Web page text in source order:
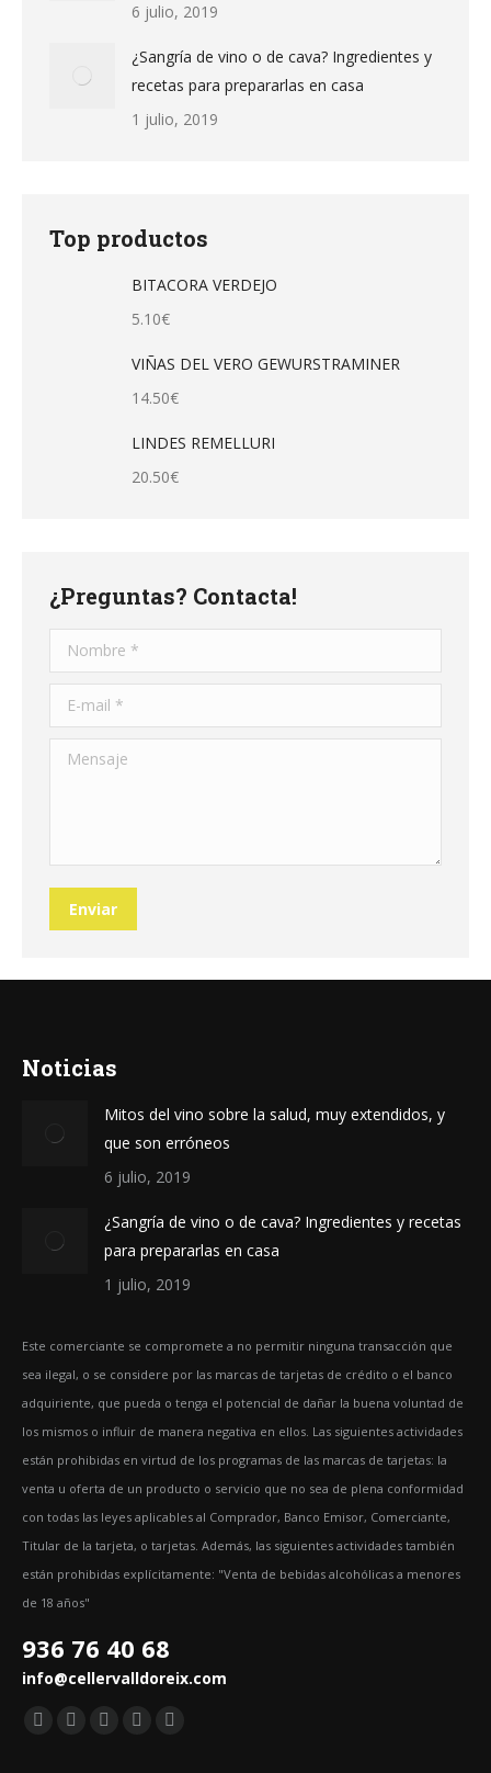
6 julio, 2019
¿Sangría de vino o de cava? Ingredientes y
recetas para prepararlas en casa
1 julio, 2019
Top productos
BITACORA VERDEJO
5.10€
VIÑAS DEL VERO GEWURSTRAMINER
14.50€
LINDES REMELLURI
20.50€
¿Preguntas? Contacta!
Nombre *
E-mail *
Mensaje
Enviar
Noticias
Mitos del vino sobre la salud, muy extendidos, y
que son erróneos
6 julio, 2019
¿Sangría de vino o de cava? Ingredientes y recetas
para prepararlas en casa
1 julio, 2019
Este comerciante se compromete a no permitir ninguna transacción que
sea ilegal, o se considere por las marcas de tarjetas de crédito o el banco
adquiriente, que pueda o tenga el potencial de dañar la buena voluntad de
los mismos o influir de manera negativa en ellos. Las siguientes actividades
están prohibidas en virtud de los programas de las marcas de tarjetas: la
venta u oferta de un producto o servicio que no sea de plena conformidad
con todas las leyes aplicables al Comprador, Banco Emisor, Comerciante,
Titular de la tarjeta, o tarjetas. Además, las siguientes actividades también
están prohibidas explícitamente: "Venta de bebidas alcohólicas a menores
de 18 años"
936 76 40 68
info@cellervalldoreix.com
Encuéntranos en:
Facebook
TwitterYouTube
PinterestInstagram